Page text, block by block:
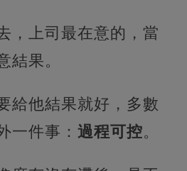
，上司最在意的，當
結果。
給他結果就好，多數
一件事： 過程可控。